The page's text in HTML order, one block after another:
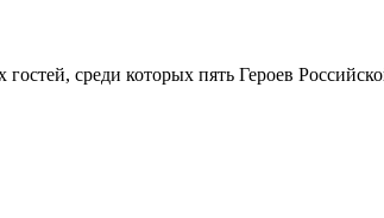
среди которых пять Героев